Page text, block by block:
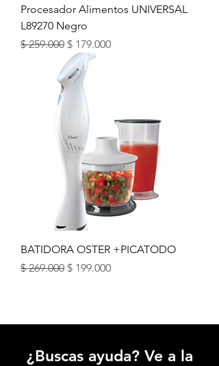
Procesador Alimentos UNIVERSAL
L89270 Negro
Precio
$ 259.000 Precio de oferta
$ 179.000
BATIDORA OSTER +PICATODO
Precio
$ 269.000 Precio de oferta
$ 199.000
¿Buscas ayuda? Ve a la